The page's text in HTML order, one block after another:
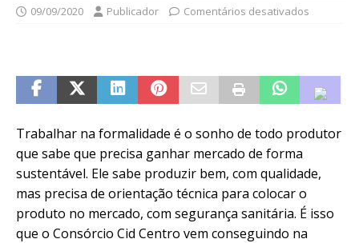
09/09/2020 Publicador Comentários desativados
Trabalhar na formalidade é o sonho de todo produtor
que sabe que precisa ganhar mercado de forma
sustentável. Ele sabe produzir bem, com qualidade,
mas precisa de orientação técnica para colocar o
produto no mercado, com segurança sanitária. É isso
que o Consórcio Cid Centro vem conseguindo na